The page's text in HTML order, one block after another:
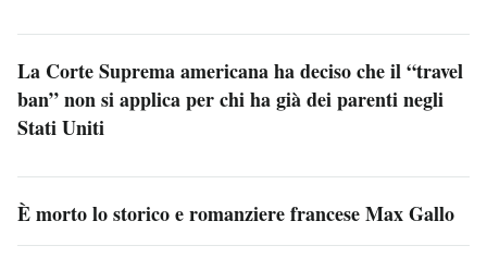
La Corte Suprema americana ha deciso che il “travel
ban” non si applica per chi ha già dei parenti negli
Stati Uniti
È morto lo storico e romanziere francese Max Gallo